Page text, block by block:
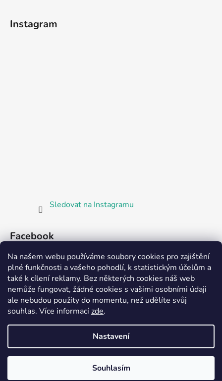
Na našem webu používáme soubory cookies pro zajištění
plné funkčnosti a vašeho pohodlí, k statistickým účelům a
také k cílení reklamy. Bez některých cookies náš web
nemůže fungovat, žádné cookies s vašimi osobními údaji
ale nebudou použity do momentu, než udělíte svůj
souhlas. Více informacízde.
Nastavení
Souhlasím
Instagram
Sledovat na Instagramu
Facebook
Partnerská prodejna Barefoot Plzeň
Vytvořil Shoptet
Bosorka Plzeň